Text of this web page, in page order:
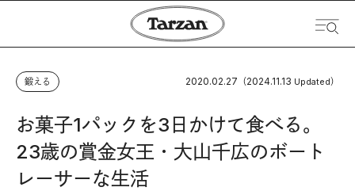
鍛える 2020.02.27 （2024.11.13 Updated）
お菓子1パックを3日かけて食べる。
23歳の賞金女王・大山千広のボート
レーサーな生活